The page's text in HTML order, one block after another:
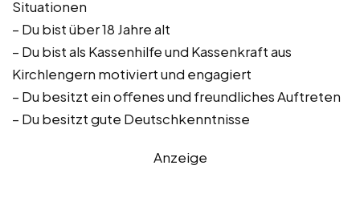
Situationen
– Du bist über 18 Jahre alt
– Du bist als Kassenhilfe und Kassenkraft aus
Kirchlengern motiviert und engagiert
– Du besitzt ein offenes und freundliches Auftreten
– Du besitzt gute Deutschkenntnisse
Anzeige